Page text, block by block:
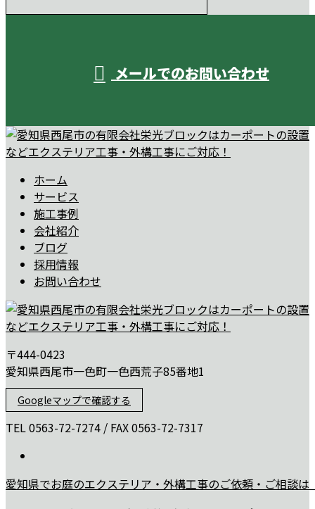
メールでのお問い合わせ
ホーム
サービス
施工事例
会社紹介
ブログ
採用情報
お問い合わせ
〒444-0423
愛知県西尾市一色町一色西荒子85番地1
Googleマップで確認する
TEL 0563-72-7274 / FAX 0563-72-7317
愛知県でお庭のエクステリア・外構工事のご依頼・ご相談